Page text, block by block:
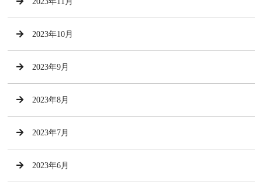
2023年10月
2023年9月
2023年8月
2023年7月
2023年6月